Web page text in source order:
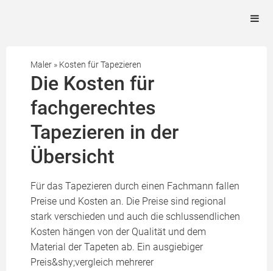
Maler » Kosten für Tapezieren
Die Kosten für
fachgerechtes
Tapezieren in der
Übersicht
Für das Tapezieren durch einen Fachmann fallen
Preise und Kosten an. Die Preise sind regional
stark verschieden und auch die schlussendlichen
Kosten hängen von der Qualität und dem
Material der Tapeten ab. Ein ausgiebiger
Preis&shy;vergleich mehrerer